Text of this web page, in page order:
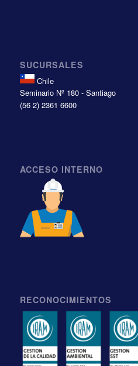
SUCURSALES
Chile
Seminario Nº 180 - Santiago
(56 2) 2361 6600
ACCESO INTERNO
RECONOCIMIENTOS